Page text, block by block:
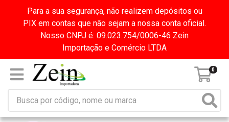
Para a sua segurança, não realizem depósitos ou
PIX em contas que não sejam a nossa conta oficial.
Nosso CNPJ é: 09.023.754/0006-46 Zein
Importação e Comércio LTDA
0